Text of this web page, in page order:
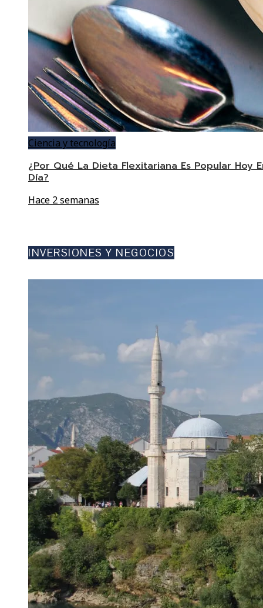
Ciencia y tecnología
¿Por Qué La Dieta Flexitariana Es Popular Hoy
Día?
Hace 2 semanas
INVERSIONES Y NEGOCIOS